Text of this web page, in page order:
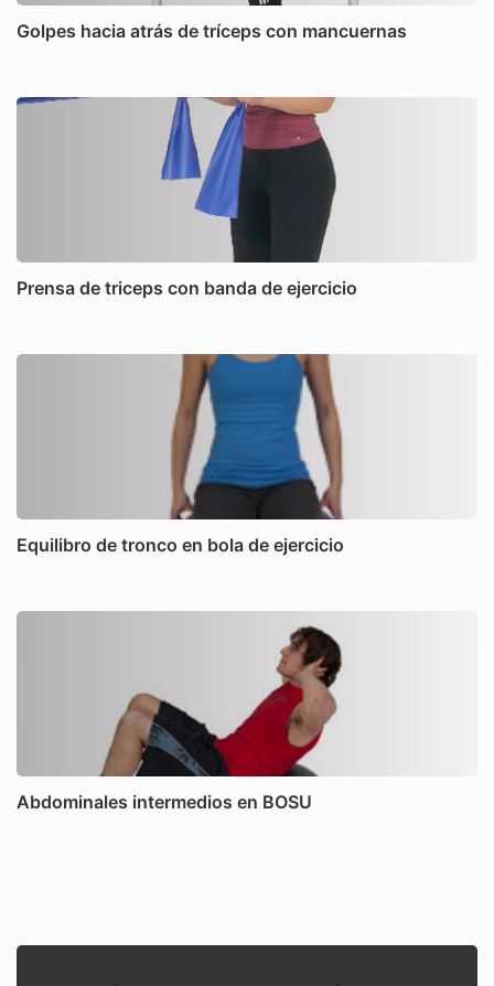
Golpes hacia atrás de tríceps con mancuernas
Prensa de triceps con banda de ejercicio
Equilibro de tronco en bola de ejercicio
Abdominales intermedios en BOSU